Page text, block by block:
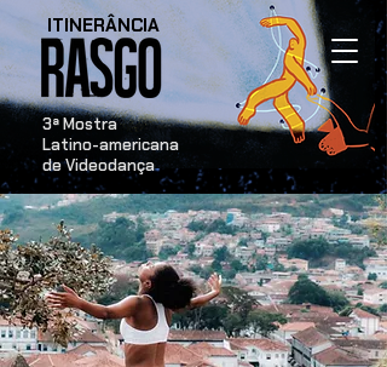
ITINERÂNCIA
​3ª Mostra
Latino-americana
de Videodança